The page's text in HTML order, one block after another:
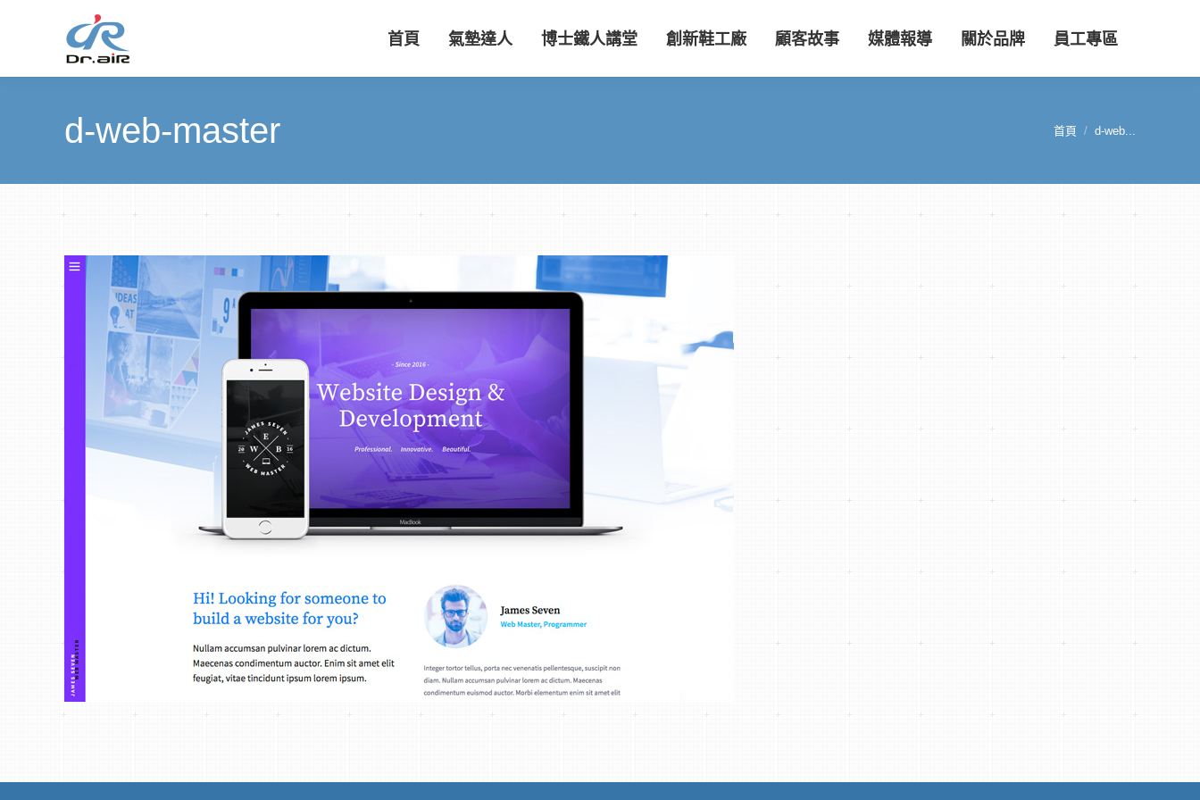
首頁 氣墊達人 博士鐵人講堂 創新鞋工廠 顧客故事 媒體報導 關於品牌 員工專區
d-web-master 您在這裡：
首頁 d-web...